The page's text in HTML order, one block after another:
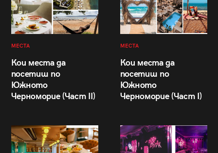
МЕСТА
Кои места да
посетиш по
Южното
Черноморие (Част II)
МЕСТА
Кои места да
посетиш по
Южното
Черноморие (Част I)